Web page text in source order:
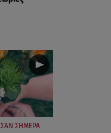
ΣΑΝ ΣΗΜΕΡΑ